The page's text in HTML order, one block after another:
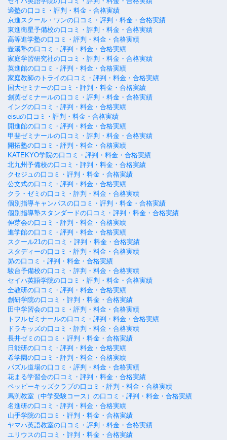
適塾の口コミ・評判・料金・合格実績
京進スクール・ワンの口コミ・評判・料金・合格実績
東進衛星予備校の口コミ・評判・料金・合格実績
高等進学塾の口コミ・評判・料金・合格実績
壺溪塾の口コミ・評判・料金・合格実績
家庭学習研究社の口コミ・評判・料金・合格実績
英進館の口コミ・評判・料金・合格実績
家庭教師のトライの口コミ・評判・料金・合格実績
国大セミナーの口コミ・評判・料金・合格実績
創英ゼミナールの口コミ・評判・料金・合格実績
イングの口コミ・評判・料金・合格実績
eisuの口コミ・評判・料金・合格実績
開進館の口コミ・評判・料金・合格実績
甲斐ゼミナールの口コミ・評判・料金・合格実績
開拓塾の口コミ・評判・料金・合格実績
KATEKYO学院の口コミ・評判・料金・合格実績
北九州予備校の口コミ・評判・料金・合格実績
クセジュの口コミ・評判・料金・合格実績
公文式の口コミ・評判・料金・合格実績
クラ・ゼミの口コミ・評判・料金・合格実績
個別指導キャンパスの口コミ・評判・料金・合格実績
個別指導塾スタンダードの口コミ・評判・料金・合格実績
伸芽会の口コミ・評判・料金・合格実績
進学館の口コミ・評判・料金・合格実績
スクール21の口コミ・評判・料金・合格実績
スタディーの口コミ・評判・料金・合格実績
昴の口コミ・評判・料金・合格実績
駿台予備校の口コミ・評判・料金・合格実績
セイハ英語学院の口コミ・評判・料金・合格実績
全教研の口コミ・評判・料金・合格実績
創研学院の口コミ・評判・料金・合格実績
田中学習会の口コミ・評判・料金・合格実績
トフルゼミナールの口コミ・評判・料金・合格実績
ドラキッズの口コミ・評判・料金・合格実績
長井ゼミの口コミ・評判・料金・合格実績
日能研の口コミ・評判・料金・合格実績
希学園の口コミ・評判・料金・合格実績
パズル道場の口コミ・評判・料金・合格実績
花まる学習会の口コミ・評判・料金・合格実績
ペッピーキッズクラブの口コミ・評判・料金・合格実績
馬渕教室（中学受験コース）の口コミ・評判・料金・合格実績
名進研の口コミ・評判・料金・合格実績
山手学院の口コミ・評判・料金・合格実績
ヤマハ英語教室の口コミ・評判・料金・合格実績
ユリウスの口コミ・評判・料金・合格実績